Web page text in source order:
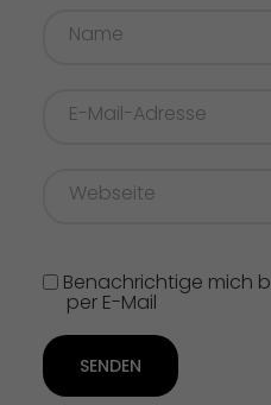
Benachrichtige mich
per E-Mail
SENDEN